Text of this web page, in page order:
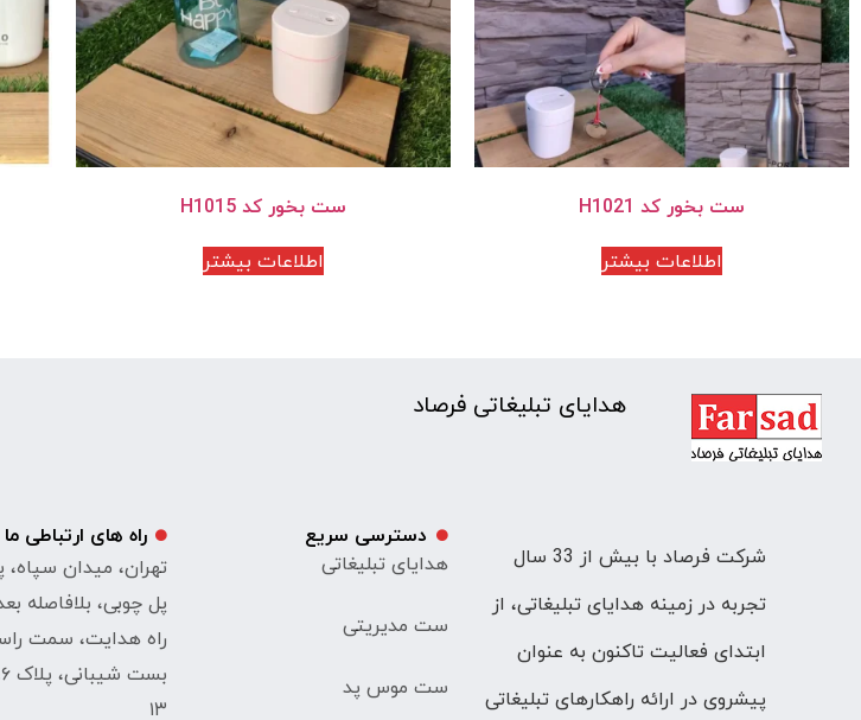
ست بخور کد H1021
اطلاعات بیشتر
ست بخور کد H1015
اطلاعات بیشتر
هدایای تبلیغاتی فرصاد
شرکت فرصاد با بیش از 33 سال
تجربه در زمینه هدایای تبلیغاتی، از
ابتدای فعالیت تاکنون به عنوان
پیشروی در ارائه راهکارهای تبلیغاتی
دسترسی سریع
هدایای تبلیغاتی
ست مدیریتی
ست موس پد
راه های ارتباطی ما
تهران، میدان سپاه،
پل چوبی، بلافاصله
راه هدایت، سمت
۱۳